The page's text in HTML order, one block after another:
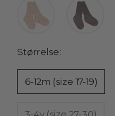
Størrelse:
6-12m (size 17-19)